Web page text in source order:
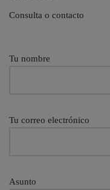
Consulta o contacto
Tu nombre
Tu correo electrónico
Asunto